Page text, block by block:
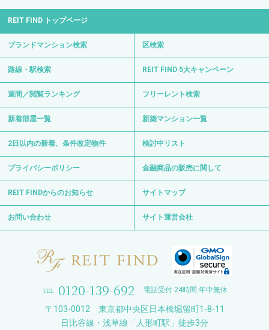
REIT FIND トップページ
ブランドマンション検索 区検索
路線・駅検索 REIT FIND 5大キャンペーン
週間／閲覧ランキング フリーレント検索
新着部屋一覧 新築マンション一覧
2日以内の新着、条件改定物件 検討中リスト
プライバシーポリシー 金融商品の販売に関して
REIT FINDからのお知らせ サイトマップ
お問い合わせ サイト運営会社
0120-139-692 電話受付 24時間 年中無休
〒103-0012 東京都中央区日本橋堀留町1-8-11
日比谷線・浅草線「人形町駅」徒歩3分